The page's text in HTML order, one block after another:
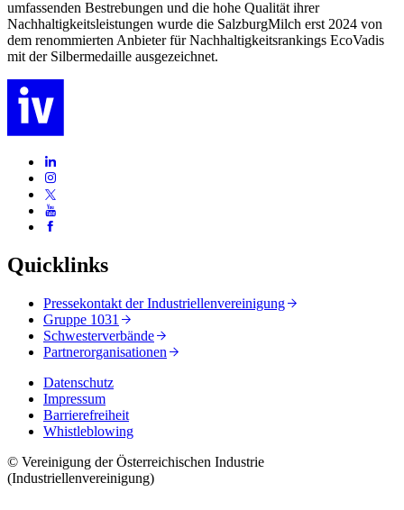
umfassenden Bestrebungen und die hohe Qualität ihrer
Nachhaltigkeitsleistungen wurde die SalzburgMilch erst 2024 von
dem renommierten Anbieter für Nachhaltigkeitsrankings EcoVadis
mit der Silbermedaille ausgezeichnet.
Quicklinks
Pressekontakt der Industriellenvereinigung
Gruppe 1031
Schwesterverbände
Partnerorganisationen
Datenschutz
Impressum
Barrierefreiheit
Whistleblowing
© Vereinigung der Österreichischen Industrie
(Industriellenvereinigung)